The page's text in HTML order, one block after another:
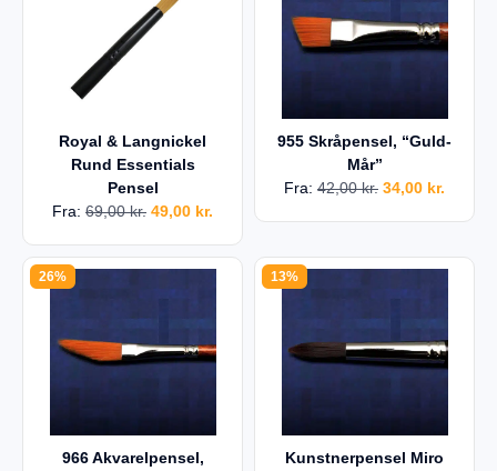
Royal & Langnickel
Rund Essentials
Pensel
Fra: 69,00kr. 49,00 kr.
955 Skråpensel, “Guld-
Mår”
Fra: 42,00kr. 34,00 kr.
26%
966 Akvarelpensel,
13%
Kunstnerpensel Miro